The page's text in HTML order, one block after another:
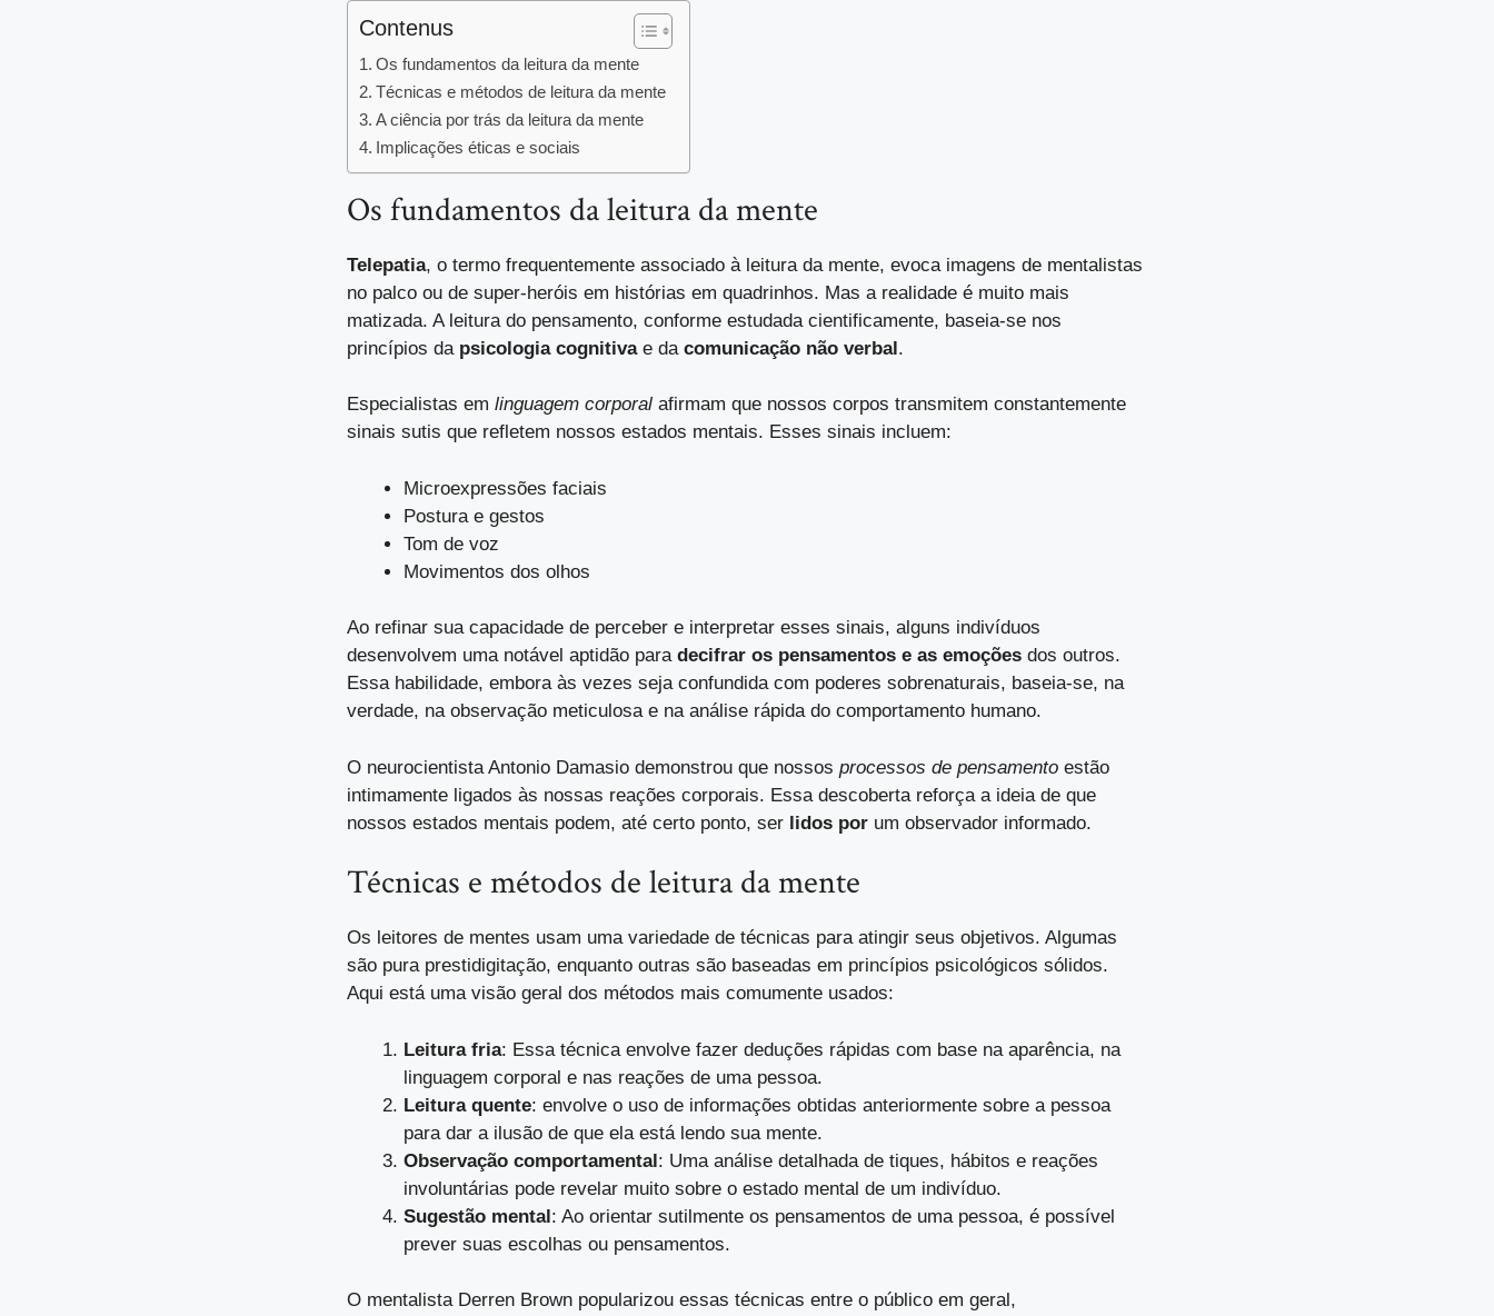
Contenus
Os fundamentos da leitura da mente
Técnicas e métodos de leitura da mente
A ciência por trás da leitura da mente
Implicações éticas e sociais
Os fundamentos da leitura da mente
Telepatia, o termo frequentemente associado à leitura da mente, evoca imagens de mentalistas
no palco ou de super-heróis em histórias em quadrinhos. Mas a realidade é muito mais
matizada. A leitura do pensamento, conforme estudada cientificamente, baseia-se nos
princípios da psicologia cognitivae da comunicação não verbal.
Especialistas em linguagem corporal afirmam que nossos corpos transmitem constantemente
sinais sutis que refletem nossos estados mentais. Esses sinais incluem:
Microexpressões faciais
Postura e gestos
Tom de voz
Movimentos dos olhos
Ao refinar sua capacidade de perceber e interpretar esses sinais, alguns indivíduos
desenvolvem uma notável aptidão para decifrar os pensamentos e as emoções dos outros.
Essa habilidade, embora às vezes seja confundida com poderes sobrenaturais, baseia-se, na
verdade, na observação meticulosa e na análise rápida do comportamento humano.
O neurocientista Antonio Damasio demonstrou que nossos processos de pensamento estão
intimamente ligados às nossas reações corporais. Essa descoberta reforça a ideia de que
nossos estados mentais podem, até certo ponto, ser lidos por um observador informado.
Técnicas e métodos de leitura da mente
Os leitores de mentes usam uma variedade de técnicas para atingir seus objetivos. Algumas
são pura prestidigitação, enquanto outras são baseadas em princípios psicológicos sólidos.
Aqui está uma visão geral dos métodos mais comumente usados:
Leitura fria: Essa técnica envolve fazer deduções rápidas com base na aparência, na
linguagem corporal e nas reações de uma pessoa.
Leitura quente: envolve o uso de informações obtidas anteriormente sobre a pessoa
para dar a ilusão de que ela está lendo sua mente.
Observação comportamental: Uma análise detalhada de tiques, hábitos e reações
involuntárias pode revelar muito sobre o estado mental de um indivíduo.
Sugestão mental: Ao orientar sutilmente os pensamentos de uma pessoa, é possível
prever suas escolhas ou pensamentos.
O mentalista Derren Brown popularizou essas técnicas entre o público em geral,